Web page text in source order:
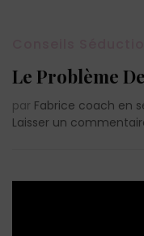
Le Problème
par Fabrice coach en
Laisser un